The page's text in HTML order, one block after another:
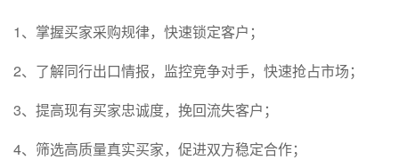
1、掌握买家采购规律，快速锁定客户；
2、了解同行出口情报，监控竞争对手，快速抢占市场；
3、提高现有买家忠诚度，挽回流失客户；
4、筛选高质量真实买家，促进双方稳定合作；